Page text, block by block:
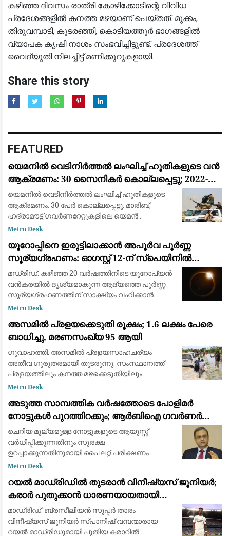
കഴിഞ്ഞ ദിവസം രാത്രി കോഴിക്കോടിന്റെ വിവിധ
പ്രദേശങ്ങളിൽ കനത്ത മഴയാണ് പെയ്തത്. മുക്കം,
തിരുവമ്പാടി, കൂടരഞ്ഞി, കൊടിയത്തൂർ ഭാഗങ്ങളിൽ
വ്യാപക കൃഷി നാശം സംഭവിച്ചിട്ടുണ്ട്. പ്രദേശത്ത്
വൈദ്യുതി നിലച്ചിട്ട് മണിക്കൂറുകളായി.
Share this story
FEATURED
യെമനിൽ വെടിനിർത്തൽ ലംഘിച്ച് ഹൂതികളുടെ വൻ
ആക്രമണം: 30 സൈനികർ കൊല്ലപ്പെട്ടു; 2022-ന്
ശേഷമുള്ള ഏറ്റവും വലിയ ഏറ്റുമുട്ടൽ
യെമനിൽ വെടിനിർത്തൽ ലംഘിച്ച് ഹൂതികളുടെ
ആക്രമണം. 30 പേർ കൊല്ലപ്പെട്ടു. മാരിബ്,
ഹദ്രാമൗട്ട് ഗവർണറേറ്റുകളിലെ യെമൻ
എമർജൻസി ഫോഴ്‌സ് ക്യാമ്പുകൾക്ക്
വലിയ ആക്രമണമാണിത്
Metro Desk
യൂറോപ്പിനെ ഇരുട്ടിലാക്കാൻ അപൂർവ പൂർണ്ണ
സൂര്യഗ്രഹണം: ഓഗസ്റ്റ് 12-ന് സ്പെയിനിൽ
പ്രകൃതിയുടെ വിസ്മയക്കാഴ്ച
മഡ്രിഡ്: കഴിഞ്ഞ 20 വർഷത്തിനിടെ യൂറോപ്യൻ
വൻകരയിൽ ദൃശ്യമാകുന്ന ആദ്യത്തെ പൂർണ്ണ
സൂര്യഗ്രഹണത്തിന് സാക്ഷ്യം വഹിക്കാൻ
ഒരുങ്ങി ശാസ്ത്രലോകവും ആകാശപ്രേമികളും.
മറയ്ക
Metro Desk
അസമിൽ പ്രളയക്കെടുതി രൂക്ഷം; 1.6 ലക്ഷം പേരെ
ബാധിച്ചു, മരണസംഖ്യ 95 ആയി
ഗുവാഹത്തി: അസമിൽ പ്രളയസാഹചര്യം
അതീവ ഗുരുതരമായി തുടരുന്നു. സംസ്ഥാനത്ത്
പ്രളയത്തിലും കനത്ത മഴക്കെടുതിയിലും
മരിച്ചവരുടെ എണ്ണം 95 ആയി ഉയർന്നു. 14
ആളുകളെയാണ് വെള്
Metro Desk
അടുത്ത സാമ്പത്തിക വർഷത്തോടെ പോളിമർ
നോട്ടുകൾ പുറത്തിറക്കും; ആർബിഐ ഗവർണർ
സഞ്ജയ് മൽഹോത്ര
ചെറിയ മൂല്യമുള്ള നോട്ടുകളുടെ ആയുസ്സ്
വർധിപ്പിക്കുന്നതിനും സുരക്ഷ
ഉറപ്പാക്കുന്നതിനുമായി പൈലറ്റ് പരീക്ഷണം
പുരോഗമിക്കുന്നു.
Metro Desk
റയൽ മാഡ്രിഡിൽ തുടരാൻ വിനീഷ്യസ് ജൂനിയർ;
കരാർ പുതുക്കാൻ ധാരണയായതായി
ഫാബ്രിസിയോ റൊമാനോയും ദ അത്‌ലറ്റിക്കും
മാഡ്രിഡ്: ബ്രസീലിയൻ സൂപ്പർ താരം
വിനീഷ്യസ് ജൂനിയർ സ്പാനിഷ് വമ്പന്മാരായ
റയൽ മാഡ്രിഡുമായി പുതിയ കരാറിൽ